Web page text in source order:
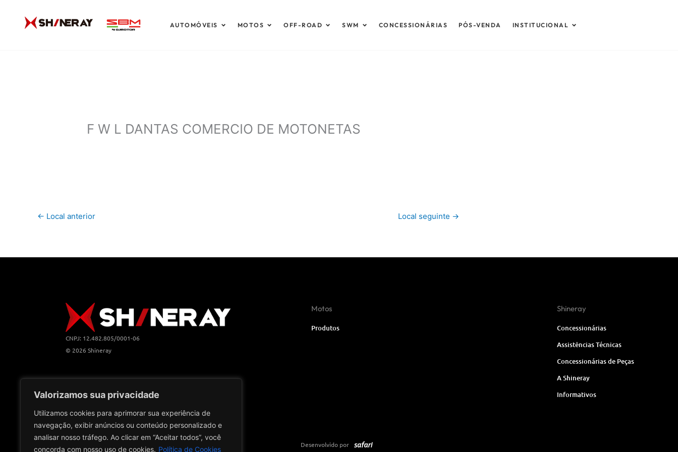
Valorizamos sua privacidade
Utilizamos cookies para aprimorar sua experiência de
navegação, exibir anúncios ou conteúdo personalizado e
analisar nosso tráfego. Ao clicar em “Aceitar todos”, você
concorda com nosso uso de cookies. Política de Cookies
AUTOMÓVEIS Abrir Automóveis
MOTOS Abrir Motos
OFF-ROAD Abrir Off-Road
SWM Abrir SWM
CONCESSIONÁRIAS PÓS-VENDA INSTITUCIONAL Abrir Institucional
F W L DANTAS COMERCIO DE MOTONETAS
← Local anterior Local seguinte →
CNPJ: 12.482.805/0001-06
© 2026 Shineray
Motos
Produtos
Shineray
Concessionárias
Assistências Técnicas
Concessionárias de Peças
A Shineray
Informativos
Desenvolvido por